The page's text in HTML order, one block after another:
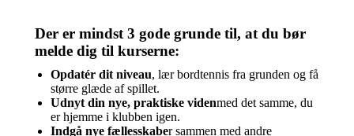
Der er mindst 3 gode grunde til, at du bør
melde dig til kurserne:
Opdatér dit niveau, lær bordtennis fra grunden og få
større glæde af spillet.
Udnyt din nye, praktiske videnmed det samme, du
er hjemme i klubben igen.
Indgå nye fællesskaber sammen med andre